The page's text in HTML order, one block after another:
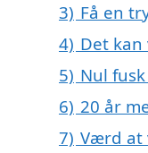
3) Få en
4) Det
5) Nul
6) 20 år
7) Værd at